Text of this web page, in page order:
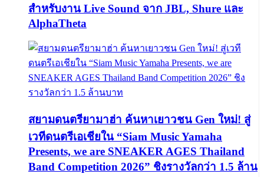
สำหรับงาน Live Sound จาก JBL, Shure และ
AlphaTheta
สยามดนตรียามาฮ่า ค้นหาเยาวชน Gen ใหม่! สู่
เวทีดนตรีเอเชียใน “Siam Music Yamaha
Presents, we are SNEAKER AGES Thailand
Band Competition 2026” ชิงรางวัลกว่า 1.5 ล้าน